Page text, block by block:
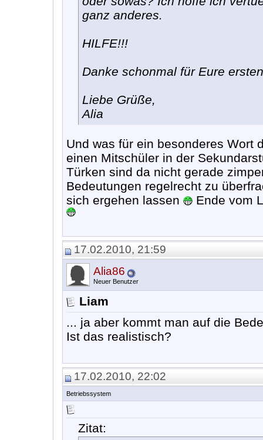
ganz anderes.
HILFE!!!
Danke schonmal für Eure
Liebe Grüße,
Alia
Und was für ein besonderes Wort
einen Mitschüler in der
Türken sind da nicht gerade
Bedeutungen regelrecht zu
sich ergehen lassen
Ende vom
17.02.2010, 21:59
Alia86
Neuer Benutzer
Liam
... ja aber kommt man auf die
Ist das realistisch?
17.02.2010, 22:02
Betriebssystem
Zitat: